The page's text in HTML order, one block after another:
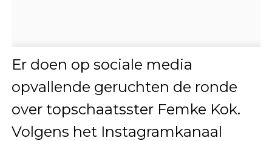
Er doen op sociale media
opvallende geruchten de ronde
over topschaatsster Femke Kok.
Volgens het Instagramkanaal